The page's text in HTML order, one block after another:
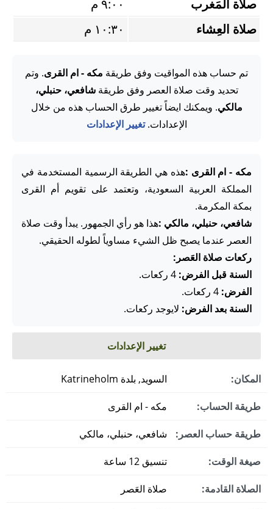
صلاة المَغرب
٩:٠٠ م
صلاة العِشاء
١٠:٣٠ م
تم حساب هذه المواقيت وفق طريقة مكه - ام القرى. وتم
تحديد وقت صلاة العصر وفق طريقةشافعي، حنبلي،
مالكي. ويمكنك ايضاً تغيير طرق الحساب هذه من خلال
الإعدادات.تغيير الإعدادات
مكه - ام القرى :هذه هي الطريقة الرسمية المستخدمة في
المملكة العربية السعودية، وتعتمد على تقويم أم القرى
بمكة المكرمة.
شافعي، حنبلي، مالكي :هذا هو رأي الجمهور. يبدأ وقت صلاة
العصر عندما يصبح ظل الشيء مساوياً لطوله الحقيقي.
ركعات صلاة العَصر:
السنة قبل الفرض:
الفرض:
السنة بعد الفرض: لايوجد ركعات.
تغيير الإعدادات
المكان: السويد, بلدة Katrineholm
طريقة الحساب: مكه - ام القرى
طريقة حساب العصر: شافعي، حنبلي، مالكي
صيغة الوقت: تنسيق 12 ساعة
الصلاة القادمة: صلاة العَصر